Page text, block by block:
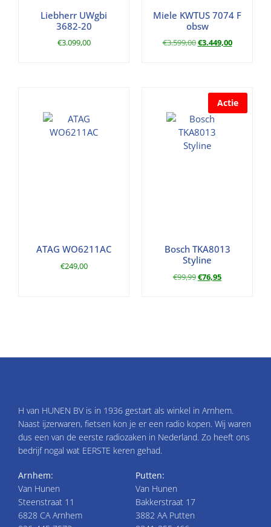
Liebherr UWgbi
3682-20
€3.099,00
Miele KWTUS 7074 F
obsw
€3.599,00€3.449,00
ATAG WO6211AC
€249,00
Actie
Bosch TKA8013
Styline
€99,99€76,95
H van HUNEN BV is in 1936 gestart als winkel in Arnhem.
Naast ijzerwaren, fietsen kon je er een radio kopen. Wij waren
dus een van de eerste radiozaken in Nederland. Zo heeft ons
bedrijf nogal wat EERSTE keren gehad.
Arnhem:
Van Hunen
Steenstraat 11
6828 CA Arnhem
Putten:
Van Hunen
Bakkerstraat 17
3882 AA Putten